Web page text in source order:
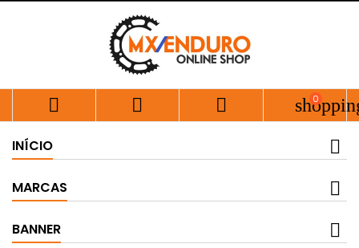
   0
INÍCIO
MARCAS
BANNER